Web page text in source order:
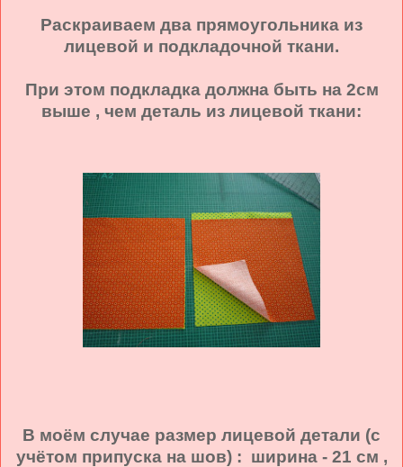
Раскраиваем два прямоугольника из
лицевой и подкладочной ткани.
При этом подкладка должна быть на 2см
выше , чем деталь из лицевой ткани:
В моём случае размер лицевой детали (с
учётом припуска на шов) : ширина - 21 см ,